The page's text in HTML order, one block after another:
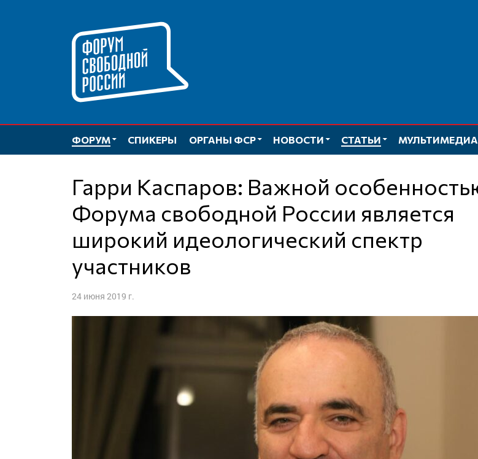
ФОРУМ СПИКЕРЫ ОРГАНЫ ФСР НОВОСТИ СТАТЬИ МУЛЬТИМЕДИА
Гарри Каспаров: Важной особенностью
Форума свободной России является
широкий идеологический спектр
участников
24 июня 2019 г.